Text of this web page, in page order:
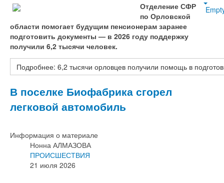
Отделение СФР
по Орловской
области помогает будущим пенсионерам заранее
подготовить документы — в 2026 году поддержку
получили 6,2 тысячи человек.
Подробнее: 6,2 тысячи орловцев получили помощь в
В поселке Биофабрика сгорел
легковой автомобиль
Информация о материале
Нонна АЛМАЗОВА
ПРОИСШЕСТВИЯ
21 июля 2026